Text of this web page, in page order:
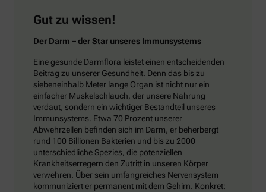
Gut zu wissen!
Der Darm – der Star unseres Immunsystems
Eine gesunde Darmflora leistet einen entscheidenden
Beitrag zu unserer Gesundheit. Denn das bis zu
siebeneinhalb Meter lange Organ ist nicht nur ein
einfacher Muskelschlauch, der unsere Nahrung
verdaut, sondern ein wichtiger Bestandteil unseres
Immunsystems. Etwa 70 Prozent unserer
Abwehrzellen befinden sich im Darm, er beherbergt
rund 100 Billionen Bakterien und bis zu 2000
unterschiedliche Spezies, die potenziellen
Krankheitserregern den Zutritt in unseren Körper
verwehren. Über sein umfangreiches Nervensystem
kommuniziert er permanent mit dem Gehirn. Konkret: